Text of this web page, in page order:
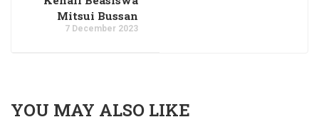
Mitsui Bussan
7 December 2023
YOU MAY ALSO LIKE